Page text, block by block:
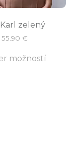
zelený
55.90 €
možností